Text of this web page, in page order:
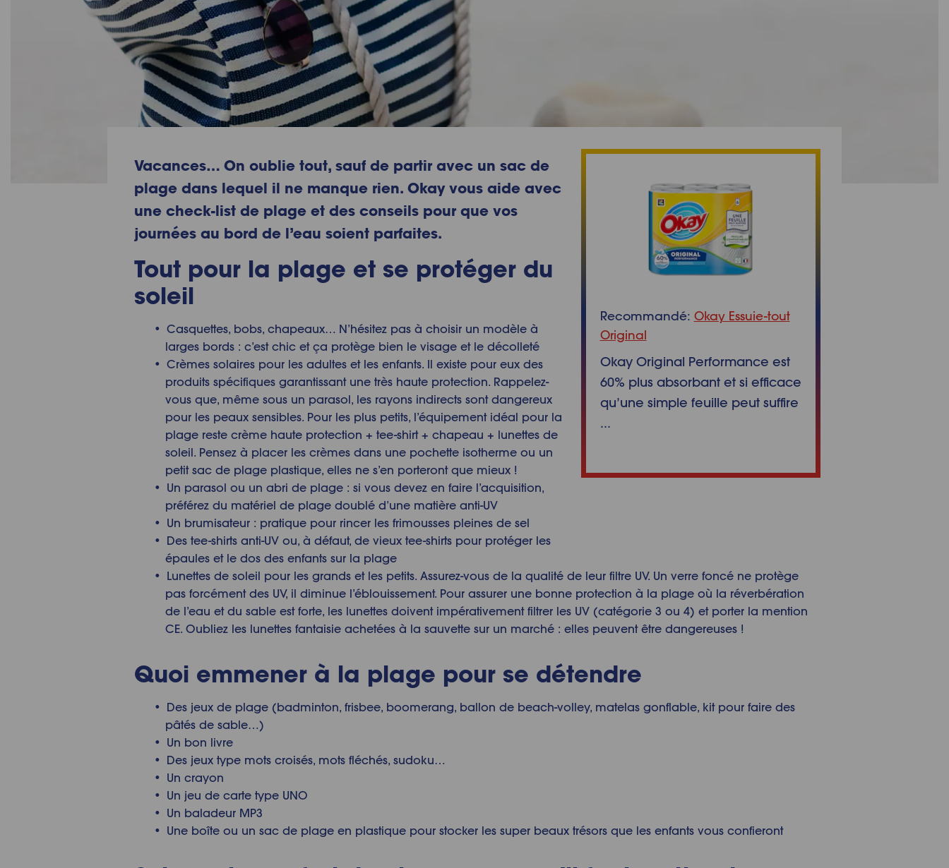
Recommandé: Okay Essuie-tout
Original
Okay Original Performance est
60% plus absorbant et si efficace
qu’une simple feuille peut suffire
...
Vacances… On oublie tout, sauf de partir avec un sac de
plage dans lequel il ne manque rien. Okay vous aide avec
une check-list de plage et des conseils pour que vos
journées au bord de l’eau soient parfaites.
Tout pour la plage et se protéger du
soleil
Casquettes, bobs, chapeaux… N’hésitez pas à choisir un modèle à
larges bords : c’est chic et ça protège bien le visage et le décolleté
Crèmes solaires pour les adultes et les enfants. Il existe pour eux des
produits spécifiques garantissant une très haute protection. Rappelez-
vous que, même sous un parasol, les rayons indirects sont dangereux
pour les peaux sensibles. Pour les plus petits, l’équipement idéal pour la
plage reste crème haute protection + tee-shirt + chapeau + lunettes de
soleil. Pensez à placer les crèmes dans une pochette isotherme ou un
petit sac de plage plastique, elles ne s’en porteront que mieux !
Un parasol ou un abri de plage : si vous devez en faire l’acquisition,
préférez du matériel de plage doublé d’une matière anti-UV
Un brumisateur : pratique pour rincer les frimousses pleines de sel
Des tee-shirts anti-UV ou, à défaut, de vieux tee-shirts pour protéger les
épaules et le dos des enfants sur la plage
Lunettes de soleil pour les grands et les petits. Assurez-vous de la qualité de leur filtre UV. Un verre foncé ne protège
pas forcément des UV, il diminue l’éblouissement. Pour assurer une bonne protection à la plage où la réverbération
de l’eau et du sable est forte, les lunettes doivent impérativement filtrer les UV (catégorie 3 ou 4) et porter la mention
CE. Oubliez les lunettes fantaisie achetées à la sauvette sur un marché : elles peuvent être dangereuses !
Quoi emmener à la plage pour se détendre
Des jeux de plage (badminton, frisbee, boomerang, ballon de beach-volley, matelas gonflable, kit pour faire des
pâtés de sable…)
Un bon livre
Des jeux type mots croisés, mots fléchés, sudoku…
Un crayon
Un jeu de carte type UNO
Un baladeur MP3
Une boîte ou un sac de plage en plastique pour stocker les super beaux trésors que les enfants vous confieront